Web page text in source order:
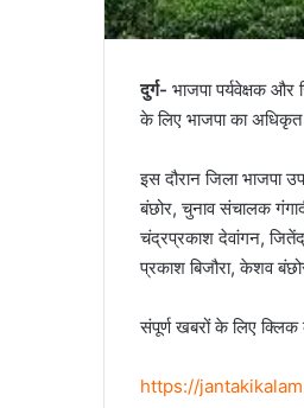
दुर्ग- भाजपा पर्यवेक्षक और
के लिए भाजपा का अधिकृत
इस दौरान जिला भाजपा
बंछोर, चुनाव संचालक
चंद्रप्रकाश देवांगन,
प्रकाश बिजौरा, केशव
संपूर्ण खबरों के लिए
https://